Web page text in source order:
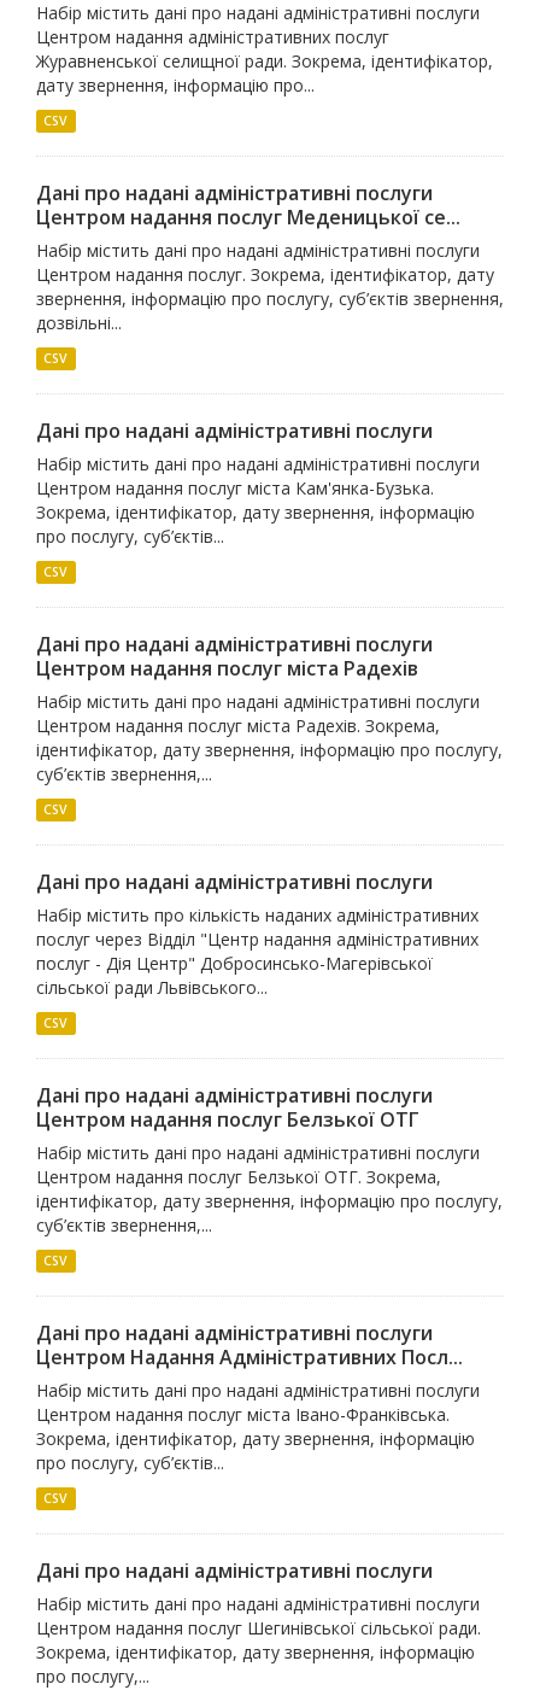
Набір містить дані про надані адміністративні послуги
Центром надання адміністративних послуг
Журавненської селищної ради. Зокрема, ідентифікатор,
дату звернення, інформацію про...
CSV
Дані про надані адміністративні послуги
Центром надання послуг Меденицької се...
Набір містить дані про надані адміністративні послуги
Центром надання послуг. Зокрема, ідентифікатор, дату
звернення, інформацію про послугу, суб’єктів звернення,
дозвільні...
CSV
Дані про надані адміністративні послуги
Набір містить дані про надані адміністративні послуги
Центром надання послуг міста Кам'янка-Бузька.
Зокрема, ідентифікатор, дату звернення, інформацію
про послугу, суб’єктів...
CSV
Дані про надані адміністративні послуги
Центром надання послуг міста Радехів
Набір містить дані про надані адміністративні послуги
Центром надання послуг міста Радехів. Зокрема,
ідентифікатор, дату звернення, інформацію про послугу,
суб’єктів звернення,...
CSV
Дані про надані адміністративні послуги
Набір містить про кількість наданих адміністративних
послуг через Відділ "Центр надання адміністративних
послуг - Дія Центр" Добросинсько-Магерівської
сільської ради Львівського...
CSV
Дані про надані адміністративні послуги
Центром надання послуг Белзької ОТГ
Набір містить дані про надані адміністративні послуги
Центром надання послуг Белзької ОТГ. Зокрема,
ідентифікатор, дату звернення, інформацію про послугу,
суб’єктів звернення,...
CSV
Дані про надані адміністративні послуги
Центром Надання Адміністративних Посл...
Набір містить дані про надані адміністративні послуги
Центром надання послуг міста Івано-Франківська.
Зокрема, ідентифікатор, дату звернення, інформацію
про послугу, суб’єктів...
CSV
Дані про надані адміністративні послуги
Набір містить дані про надані адміністративні послуги
Центром надання послуг Шегинівської сільської ради.
Зокрема, ідентифікатор, дату звернення, інформацію
про послугу,...